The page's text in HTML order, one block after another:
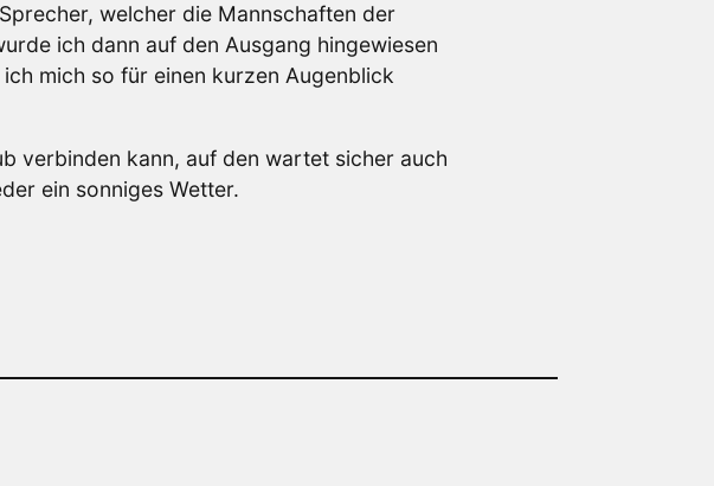
welcher die Mannschaften der
ich dann auf den Ausgang hingewiesen
mich so für einen kurzen Augenblick
verbinden kann, auf den wartet sicher auch
ein sonniges Wetter.